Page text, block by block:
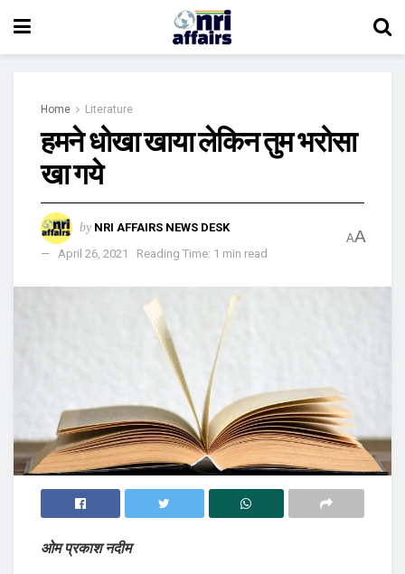
Home Literature
हमने धोखा खाया लेकिन तुम भरोसा
खा गये
by NRI AFFAIRS NEWS DESK
April 26, 2021
Reading Time: 1 min read
AA
ओम प्रकाश नदीम